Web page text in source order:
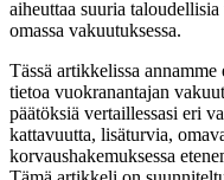
aiheuttaa suuria
omassa vakuutuksessa.
Tässä artikkelissa
tietoa vuokranantajan
päätöksiä vertaillessasi eri
kattavuutta, lisäturvia,
korvaushakemuksessa